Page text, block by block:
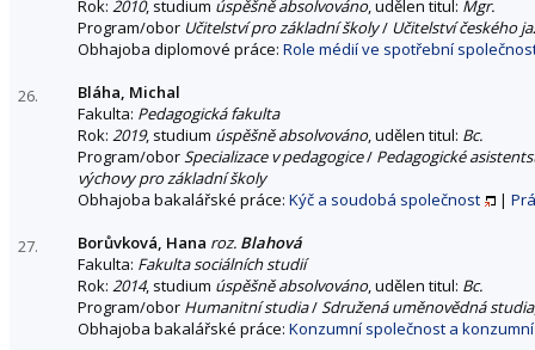
Rok: 2010, studium úspěšně absolvováno, udělen titul: Mgr.
Program/obor Učitelství pro základní školy/ Učitelství českého
Obhajoba diplomové práce: Role médií ve spotřební
26.
Bláha, Michal
Fakulta: Pedagogická fakulta
Rok: 2019, studium úspěšně absolvováno, udělen titul: Bc.
Program/oborSpecializace v pedagogice/ Pedagogické
výchovy pro základní školy
Obhajoba bakalářské práce: Kýč a soudobá společnost |
27. Borůvková, Hana roz. Blahová
Fakulta: Fakulta sociálních studií
Rok: 2014, studium úspěšně absolvováno, udělen titul: Bc.
Program/obor Humanitní studia/Sdružená uměnovědná studia
Obhajoba bakalářské práce: Konzumní společnost a